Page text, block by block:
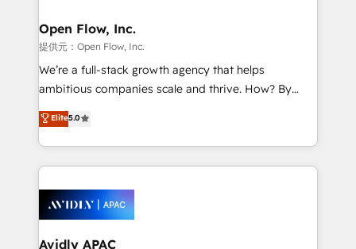
and Amsterdam. Elixir is a first mover and leader
when it comes to HubSpot sales and service
implementations, highly renowned for our business
acumen, process (re-)design experience and a
integrate HubSpot with complex solutions like SAP,
MicroSoft, custom solutions,... Our company also has
Retail execution, CPQ, customer portals and
HubSpot CMS developments. And we're champions
Open Flow, Inc.
提供元：Open Flow, Inc.
We’re a full-stack growth agency that helps
ambitious companies scale and thrive. How? By
upgrading and streamlining every single revenue-
generating aspect of your business. We’re proud
HubSpot Elite Solutions Partners and devout CRM
nerds who can harness HubSpot’s custom digital
experience. Working hand-in-hand with your team,
we’ll assemble a RevOps machine that drives more
traffic, generates better leads and crushes your
Elite5.0
Avidly APAC